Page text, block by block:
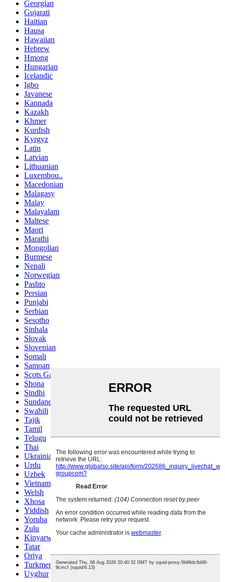
Georgian
Gujarati
Haitian
Hausa
Hawaiian
Hebrew
Hmong
Hungarian
Icelandic
Igbo
Javanese
Kannada
Kazakh
Khmer
Kurdish
Kyrgyz
Latin
Latvian
Lithuanian
Luxembou..
Macedonian
Malagasy
Malay
Malayalam
Maltese
Maori
Marathi
Mongolian
Burmese
Nepali
Norwegian
Pashto
Persian
Punjabi
Serbian
Sesotho
Sinhala
Slovak
Slovenian
Somali
Samoan
Scots Gaelic
Shona
Sindhi
Sundanese
Swahili
Tajik
Tamil
Telugu
Thai
Ukrainian
Urdu
Uzbek
Vietnamese
Welsh
Xhosa
Yiddish
Yoruba
Zulu
Kinyarwanda
Tatar
Oriya
Turkmen
Uyghur